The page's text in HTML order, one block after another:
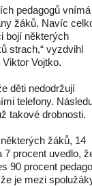
pedagogů vnímá
žáků. Navíc
bojí některých
strach,“ vyzdvihl
Vojtko.
děti nedodržují
telefony.
takové drobnosti.
žáků, 14
7 procent uvedlo,
90 procent
je mezi